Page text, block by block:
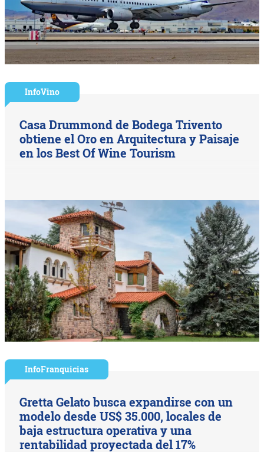
InfoVino
Casa Drummond de Bodega Trivento
obtiene el Oro en Arquitectura y Paisaje
en los Best Of Wine Tourism
InfoFranquicias
Gretta Gelato busca expandirse con un
modelo desde US$ 35.000, locales de
baja estructura operativa y una
rentabilidad proyectada del 17%